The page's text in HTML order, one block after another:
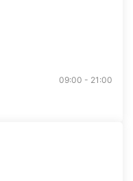
09:00 - 21:00